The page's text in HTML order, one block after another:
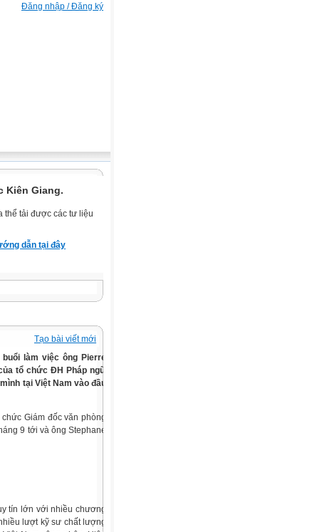
Đăng nhập / Đăng ký
Kiên Giang.
thể tải được các tư liệu
dẫn tại đây
Tạo bài viết mới
làm việc ông Pierre
tổ chức ĐH Pháp ngữ
tại Việt Nam vào đầu
Giám đốc văn phòng
9 tới và ông Stephane
tín lớn với nhiều chương
lượt kỹ sư chất lượng